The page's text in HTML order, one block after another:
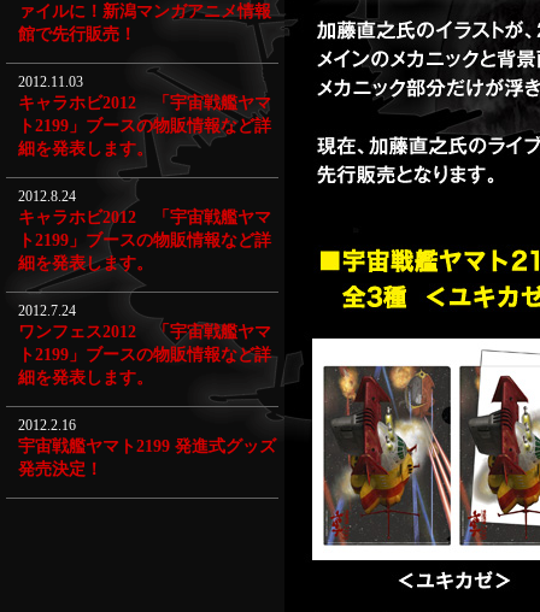
ァイルに！新潟マンガアニメ情報
館で先行販売！
2012.11.03
キャラホビ2012 「宇宙戦艦ヤマ
ト2199」ブースの物販情報など詳
細を発表します。
2012.8.24
キャラホビ2012 「宇宙戦艦ヤマ
ト2199」ブースの物販情報など詳
細を発表します。
2012.7.24
ワンフェス2012 「宇宙戦艦ヤマ
ト2199」ブースの物販情報など詳
細を発表します。
2012.2.16
宇宙戦艦ヤマト2199 発進式グッズ
発売決定！